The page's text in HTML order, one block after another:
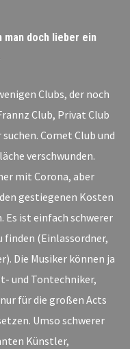
man doch lieber ein
Clubs, der noch
Club, Privat Club
Comet Club und
verschwunden.
mit Corona, aber
gestiegenen Kosten
Es ist einfach schwerer
finden (Einlassordner,
Die Musiker können ja
und Tontechniker,
für die großen Acts
Umso schwerer
Künstler,